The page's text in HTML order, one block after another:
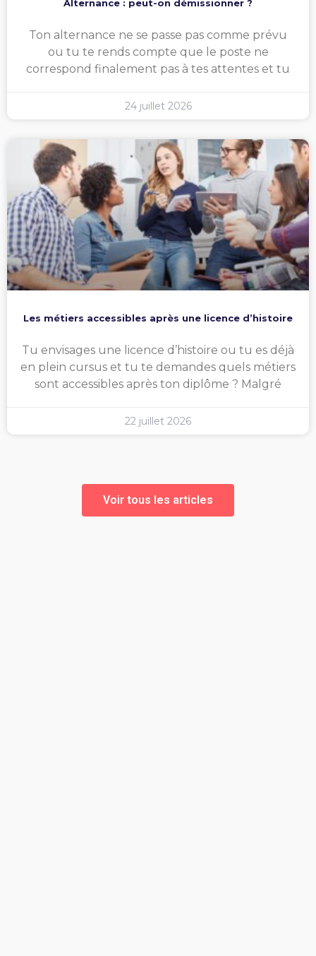
Alternance : peut-on démissionner ?
Ton alternance ne se passe pas comme prévu
ou tu te rends compte que le poste ne
correspond finalement pas à tes attentes et tu
24 juillet 2026
Les métiers accessibles après une licence d’histoire
Tu envisages une licence d’histoire ou tu es déjà
en plein cursus et tu te demandes quels métiers
sont accessibles après ton diplôme ? Malgré
22 juillet 2026
Voir tous les articles